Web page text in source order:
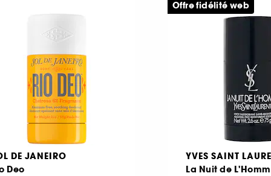
DE JANEIRO
Deo
YVES SAINT
La Nuit de
Offre fidélité web